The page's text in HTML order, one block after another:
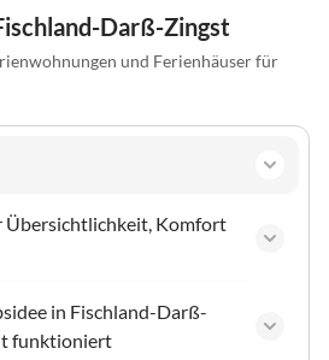
Darß-Zingst
und Ferienhäuser für
Übersichtlichkeit, Komfort
in Fischland-Darß-
funktioniert